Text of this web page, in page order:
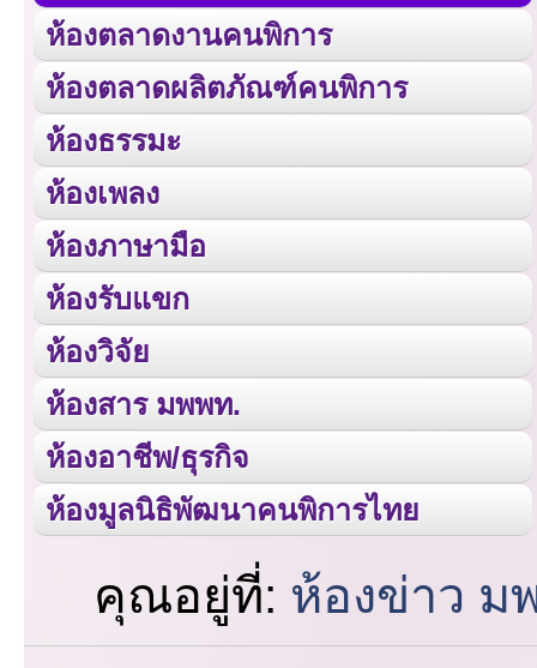
ห้องตลาดงานคนพิการ
ห้องตลาดผลิตภัณฑ์คนพิการ
ห้องธรรมะ
ห้องเพลง
ห้องภาษามือ
ห้องรับแขก
ห้องวิจัย
ห้องสาร มพพท.
ห้องอาชีพ/ธุรกิจ
ห้องมูลนิธิพัฒนาคนพิการไทย
คุณอยู่ที่: ห้องข่าว